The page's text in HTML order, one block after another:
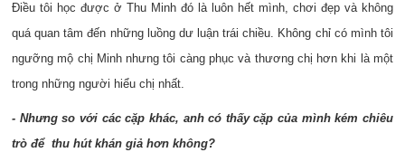
Điều tôi học được ở Thu Minh đó là luôn hết mình, chơi đẹp và không
quá quan tâm đến những luồng dư luận trái chiều. Không chỉ có mình tôi
ngưỡng mộ chị Minh nhưng tôi càng phục và thương chị hơn khi là một
trong những người hiểu chị nhất.
- Nhưng so với các cặp khác, anh có thấy cặp của mình kém chiêu
trò để thu hút khán giả hơn không?